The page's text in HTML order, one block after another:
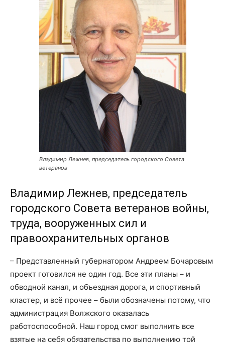
Владимир Лежнев, председатель городского Совета
ветеранов
Владимир Лежнев, председатель
городского Совета ветеранов войны,
труда, вооруженных сил и
правоохранительных органов
– Представленный губернатором Андреем Бочаровым
проект готовился не один год. Все эти планы – и
обводной канал, и объездная дорога, и спортивный
кластер, и всё прочее – были обозначены потому, что
администрация Волжского оказалась
работоспособной. Наш город смог выполнить все
взятые на себя обязательства по выполнению той